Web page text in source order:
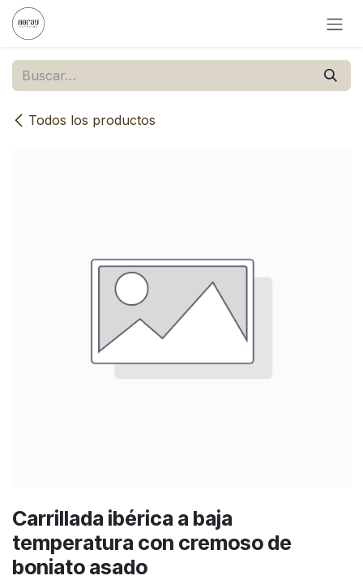
Ir al contenido
Todos los productos
Carrillada ibérica a baja
temperatura con cremoso de
boniato asado